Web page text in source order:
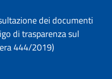
dei documenti
di trasparenza sul
444/2019)